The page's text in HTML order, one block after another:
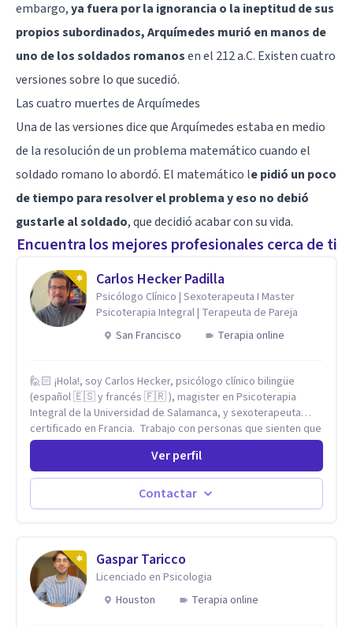
embargo,ya fuera por la ignorancia o la ineptitud de sus
propios subordinados, Arquímedes murió en manos de
uno de los soldados romanosen el 212 a.C. Existen cuatro
versiones sobre lo que sucedió.
Las cuatro muertes de Arquímedes
Una de las versiones dice que Arquímedes estaba en medio
de la resolución de un problema matemático cuando el
soldado romano lo abordó. El matemático le pidió un poco
de tiempo para resolver el problema y eso no debió
gustarle al soldado, que decidió acabar con su vida.
Encuentra los mejores profesionales cerca de ti
Carlos Hecker Padilla
Psicólogo Clínico | Sexoterapeuta I Master
Psicoterapia Integral | Terapeuta de Pareja
San Francisco
Terapia online
🙋🏻 ¡Hola!, soy Carlos Hecker, psicólogo clínico bilingüe
(español 🇪🇸 y francés 🇫🇷 ), magister en Psicoterapia
Integral de la Universidad de Salamanca, y sexoterapeuta
certificado en Francia. Trabajo con personas que sienten que
algo en su vida dejó de calzar: ansiedad que se desborda,
tristeza que no se va, duelos que se alargan, relaciones que
repiten el mismo patrón o preguntas en torno a la sexualidad
y la identidad que necesitan un espacio seguro para ser
habladas. Mi orientación teórica integra una mirada
contigo, con las demás personas y con tu entorno. Además
de mi formación en psicoterapia, cuento con especialización
en sexoterapia, por lo que también acompaño temas de salud
sexual, terapia de pareja, diversidad sexual y de género,
Ver perfil
Contactar
Gaspar Taricco
Licenciado en Psicologia
Houston
Terapia online